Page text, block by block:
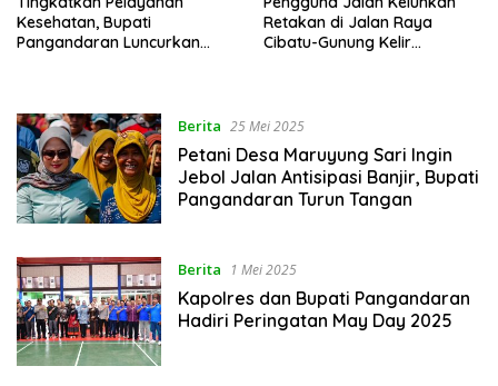
Kesehatan, Bupati
Pangandaran Luncurkan
Retakan di Jalan Raya
Cibatu-Gunung Kelir
Berita 25 Mei 2025
Petani Desa Maruyung Sari Ingin
Jebol Jalan Antisipasi Banjir, Bupati
Pangandaran Turun Tangan
Berita 1 Mei 2025
Kapolres dan Bupati Pangandaran
Hadiri Peringatan May Day 2025